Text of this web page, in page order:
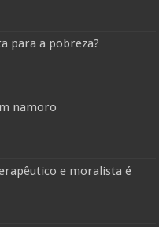
para a pobreza?
namoro
e moralista é